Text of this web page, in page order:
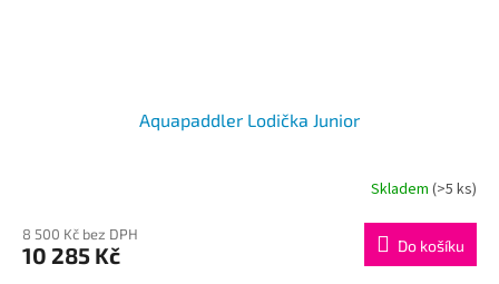
Aquapaddler Lodička Junior
produktu
je
Skladem(>5 ks)
8 500 Kč bez DPH
10 285 Kč Do košíku